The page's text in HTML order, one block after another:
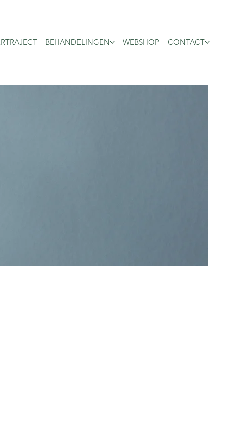
BEHANDELINGEN WEBSHOP CONTACT